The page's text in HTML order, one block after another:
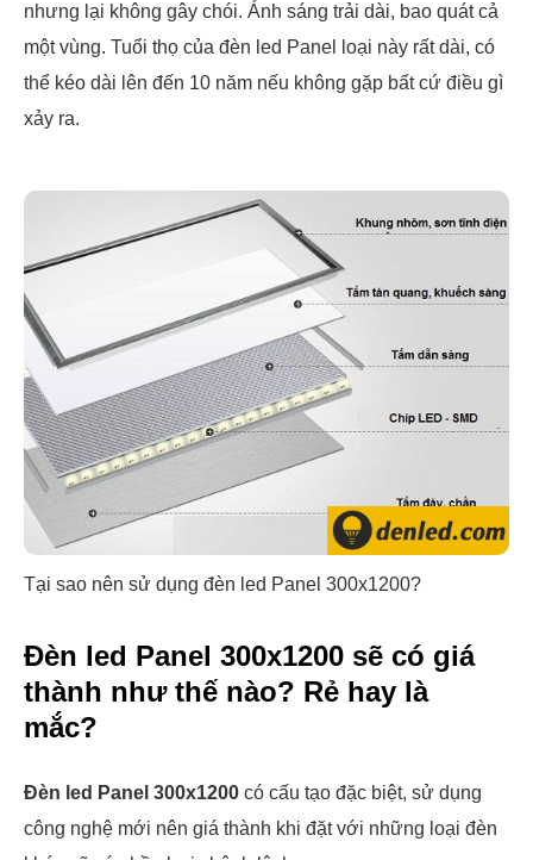
nhưng lại không gây chói. Ánh sáng trải dài, bao quát cả
một vùng. Tuổi thọ của đèn led Panel loại này rất dài, có
thể kéo dài lên đến 10 năm nếu không gặp bất cứ điều gì
xảy ra.
Tại sao nên sử dụng đèn led Panel 300x1200?
Đèn led Panel 300x1200 sẽ có giá
thành như thế nào? Rẻ hay là
mắc?
Đèn led Panel 300x1200 có cấu tạo đặc biệt, sử dụng
công nghệ mới nên giá thành khi đặt với những loại đèn